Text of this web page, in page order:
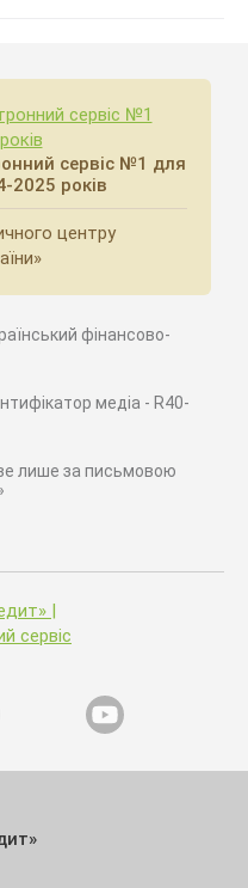
сервіс №1 для
2025 років
центру
фінансово-
медіа - R40-
лише за письмовою